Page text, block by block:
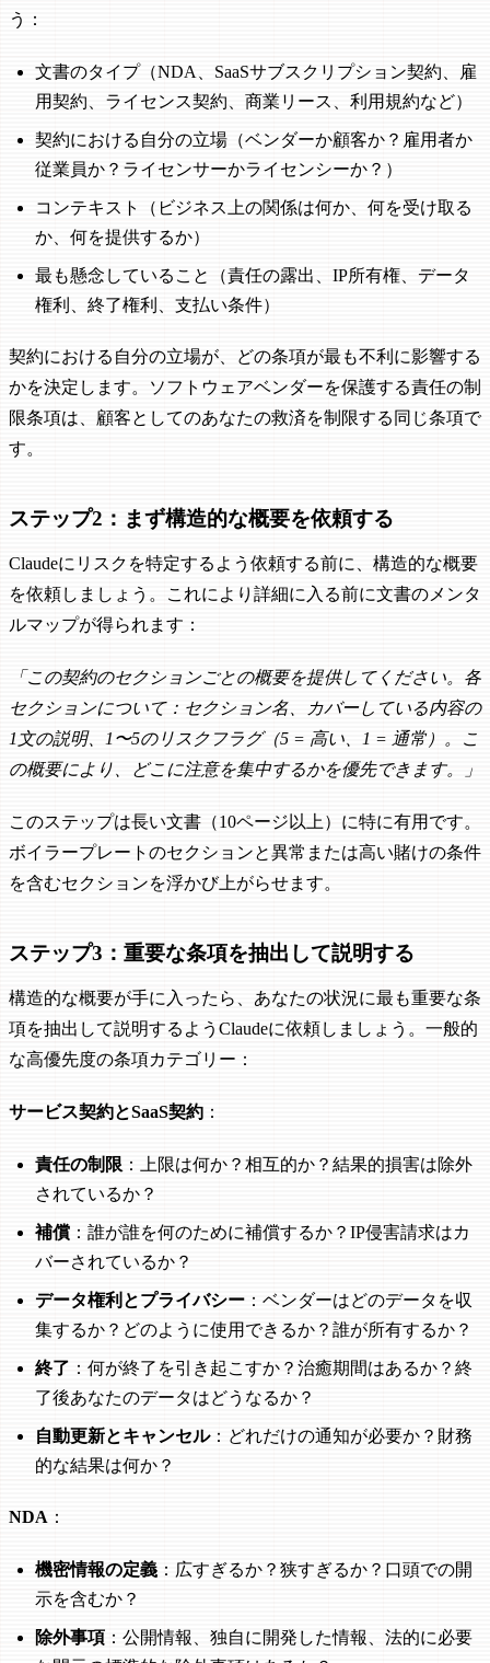
う：
文書のタイプ（NDA、SaaSサブスクリプション契約、雇
用契約、ライセンス契約、商業リース、利用規約など）
契約における自分の立場（ベンダーか顧客か？雇用者か
従業員か？ライセンサーかライセンシーか？）
コンテキスト（ビジネス上の関係は何か、何を受け取る
か、何を提供するか）
最も懸念していること（責任の露出、IP所有権、データ
権利、終了権利、支払い条件）
契約における自分の立場が、どの条項が最も不利に影響する
かを決定します。ソフトウェアベンダーを保護する責任の制
限条項は、顧客としてのあなたの救済を制限する同じ条項で
す。
ステップ2：まず構造的な概要を依頼する
Claudeにリスクを特定するよう依頼する前に、構造的な概要
を依頼しましょう。これにより詳細に入る前に文書のメンタ
ルマップが得られます：
「この契約のセクションごとの概要を提供してください。各
セクションについて：セクション名、カバーしている内容の
1文の説明、1〜5のリスクフラグ（5 = 高い、1 = 通常）。こ
の概要により、どこに注意を集中するかを優先できます。」
このステップは長い文書（10ページ以上）に特に有用です。
ボイラープレートのセクションと異常または高い賭けの条件
を含むセクションを浮かび上がらせます。
ステップ3：重要な条項を抽出して説明する
構造的な概要が手に入ったら、あなたの状況に最も重要な条
項を抽出して説明するようClaudeに依頼しましょう。一般的
な高優先度の条項カテゴリー：
サービス契約とSaaS契約 ：
責任の制限 ：上限は何か？相互的か？結果的損害は除外
されているか？
補償 ：誰が誰を何のために補償するか？IP侵害請求はカ
バーされているか？
データ権利とプライバシー ：ベンダーはどのデータを収
集するか？どのように使用できるか？誰が所有するか？
終了 ：何が終了を引き起こすか？治癒期間はあるか？終
了後あなたのデータはどうなるか？
自動更新とキャンセル：どれだけの通知が必要か？財務
的な結果は何か？
NDA ：
機密情報の定義 ：広すぎるか？狭すぎるか？口頭での開
示を含むか？
除外事項 ：公開情報、独自に開発した情報、法的に必要